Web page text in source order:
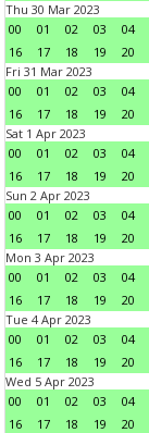
Thu 30 Mar 2023
00
01 02 03 04
16
17 18 19 20
Fri 31 Mar 2023
00
01 02 03 04
16
17 18 19 20
Sat 1 Apr 2023
00
01 02 03 04
16
17 18 19 20
Sun 2 Apr 2023
00
01 02 03 04
16
17 18 19 20
Mon 3 Apr 2023
00
01 02 03 04
16
17 18 19 20
Tue 4 Apr 2023
00
01 02 03 04
16
17 18 19 20
Wed 5 Apr 2023
00
01 02 03 04
16
17 18 19 20